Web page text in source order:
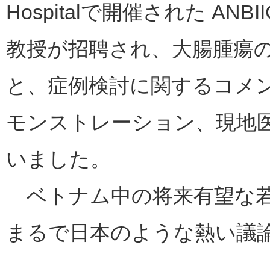
Hospitalで開催された
教授が招聘され、大腸腫瘍
と、症例検討に関するコメ
モンストレーション、現地
いました。
ベトナム中の将来有望な
まるで日本のような熱い議